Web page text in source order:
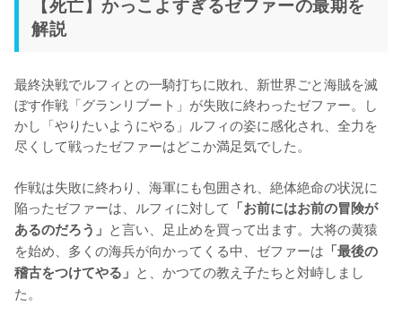
解説
最終決戦でルフィとの一騎打ちに敗れ、新世界ごと海賊を滅
ぼす作戦「グランリブート」が失敗に終わったゼファー。し
かし「やりたいようにやる」ルフィの姿に感化され、全力を
尽くして戦ったゼファーはどこか満足気でした。
作戦は失敗に終わり、海軍にも包囲され、絶体絶命の状況に
陥ったゼファーは、ルフィに対して 「お前にはお前の冒険が
あるのだろう」 と言い、足止めを買って出ます。大将の黄猿
を始め、多くの海兵が向かってくる中、ゼファーは 「最後の
稽古をつけてやる」 と、かつての教え子たちと対峙しまし
た。